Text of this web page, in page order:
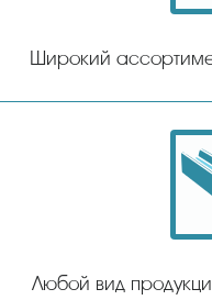
Широкий
Любой вид